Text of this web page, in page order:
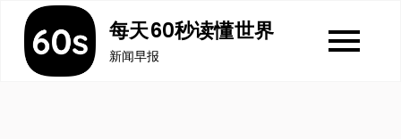
content
每天60秒读懂世界
新闻早报